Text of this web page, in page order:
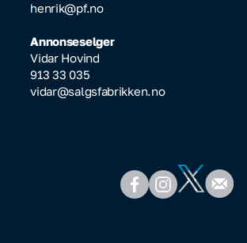
henrik@pf.no
Annonseselger
Vidar Hovind
913 33 035
vidar@salgsfabrikken.no